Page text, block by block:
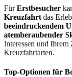
FürErstbesucher
Kreuzfahrt das
beeindruckendem
atemberaubender
Interessen und
Kreuzfahrtarten.
Top-Optionen für